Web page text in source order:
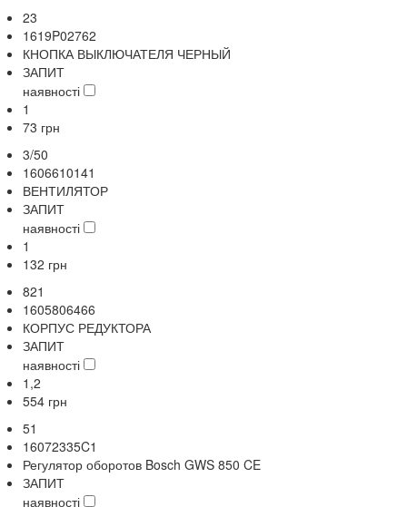
23
1619P02762
КНОПКА ВЫКЛЮЧАТЕЛЯ ЧЕРНЫЙ
ЗАПИТ
наявності
1
73 грн
3/50
1606610141
ВЕНТИЛЯТОР
ЗАПИТ
наявності
1
132 грн
821
1605806466
КОРПУС РЕДУКТОРА
ЗАПИТ
наявності
1,2
554 грн
51
16072335C1
Регулятор оборотов Bosch GWS 850 CE
ЗАПИТ
наявності